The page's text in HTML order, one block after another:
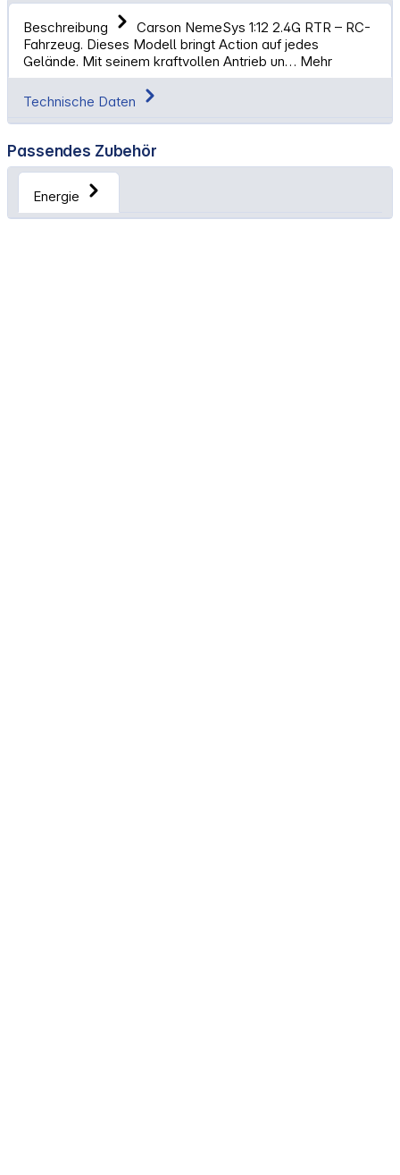
Beschreibung
Carson NemeSys 1:12 2.4G RTR – RC-
Fahrzeug. Dieses Modell bringt Action auf jedes
Gelände. Mit seinem kraftvollen Antrieb un… Mehr
Technische Daten
Passendes Zubehör
Energie